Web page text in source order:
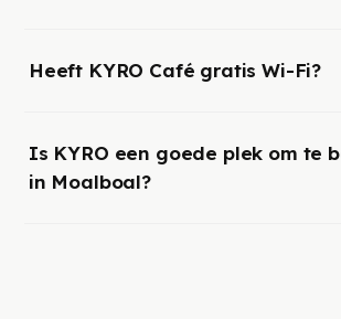
Heeft KYRO Café gratis Wi-Fi?
Is KYRO een goede plek om te
in Moalboal?